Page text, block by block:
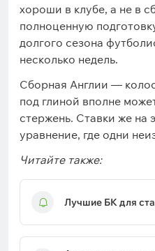
хороши в клубе, а не в
полноценную
долгого сезона
несколько недель.
Сборная Англии —
под глиной вполне
стержень. Ставки же на
уравнение, где одни
Читайте также:
Лучшие БК для